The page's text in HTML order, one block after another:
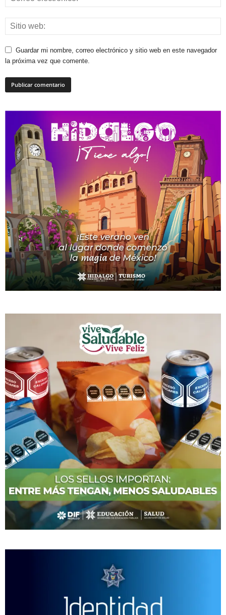
Guardar mi nombre, correo electrónico y sitio web en este navegador
la próxima vez que comente.